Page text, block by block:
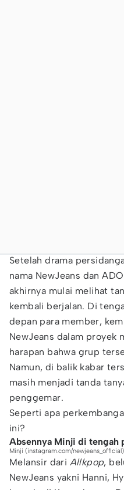
Setelah drama
nama NewJeans dan
akhirnya mulai melihat
kembali berjalan. Di
depan para member,
NewJeans dalam proyek
harapan bahwa grup
Namun, di balik kabar
masih menjadi tanda
penggemar.
Seperti apa
ini?
Absennya Minji di tengah
Minji (instagram.com/newjeans_official)
Melansir dari Allkpop,
NewJeans yakni Hanni,